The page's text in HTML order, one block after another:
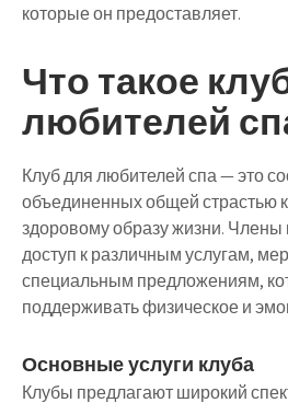
которые он предоставляет.
Что такое
любителей
Клуб для любителей спа — это
объединенных общей страстью
здоровому образу жизни. Члены
доступ к различным услугам,
специальным предложениям,
поддерживать физическое и
Основные услуги клуба
Клубы предлагают широкий